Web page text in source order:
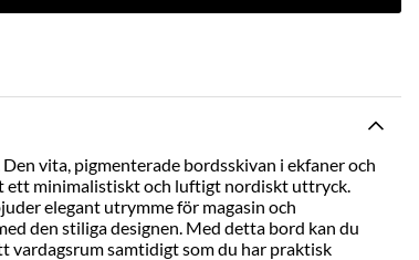
vita, pigmenterade bordsskivan i ekfaner och
ett minimalistiskt och luftigt nordiskt uttryck.
elegant utrymme för magasin och
den stiliga designen. Med detta bord kan du
vardagsrum samtidigt som du har praktisk